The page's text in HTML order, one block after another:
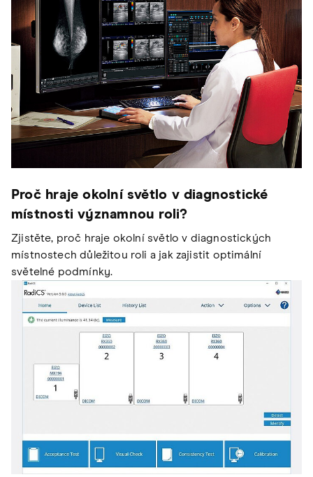
Proč hraje okolní světlo v diagnostické
místnosti významnou roli?
Zjistěte, proč hraje okolní světlo v diagnostických
místnostech důležitou roli a jak zajistit optimální
světelné podmínky.